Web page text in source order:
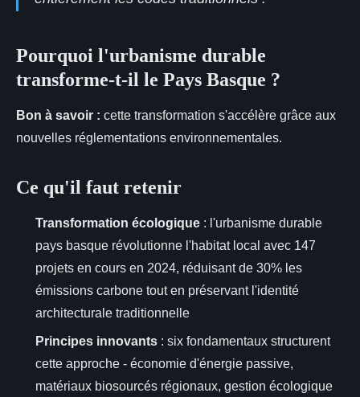
Pourquoi l'urbanisme durable
transforme-t-il le Pays Basque ?
Bon à savoir : cette transformation s'accélère grâce aux
nouvelles réglementations environnementales.
Ce qu'il faut retenir
Transformation écologique : l'urbanisme durable
pays basque révolutionne l'habitat local avec 147
projets en cours en 2024, réduisant de 30% les
émissions carbone tout en préservant l'identité
architecturale traditionnelle
Principes innovants : six fondamentaux structurent
cette approche - économie d'énergie passive,
matériaux biosourcés régionaux, gestion écologique